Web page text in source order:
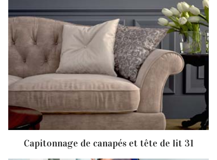
Capitonnage de canapés et tête de lit 31